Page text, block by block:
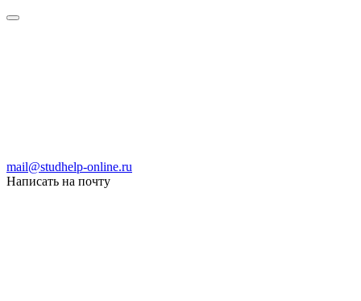
mail@studhelp-online.ru
Написать на почту